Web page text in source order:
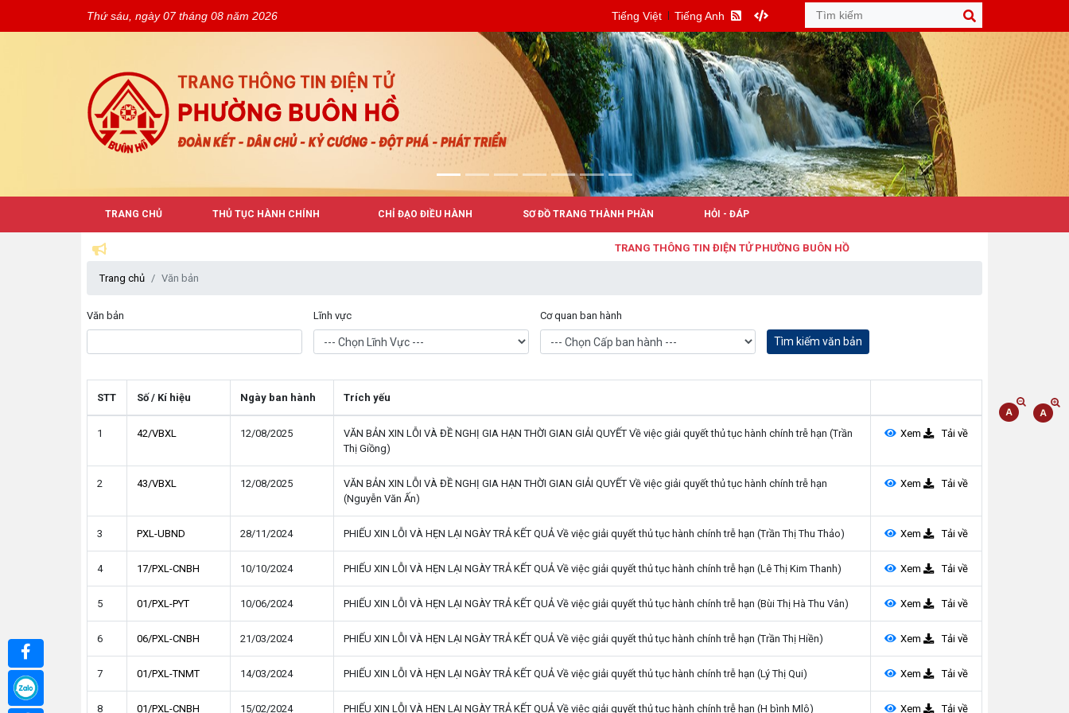
Thứ sáu, ngày 07 tháng 08 năm 2026 Tiếng Việt Tiếng Anh
TRANG CHỦ THỦ TỤC HÀNH CHÍNH CHỈ ĐẠO ĐIỀU HÀNH SƠ ĐỒ TRANG THÀNH PHẦN HỎI - ĐÁP
TRANG THÔNG TIN ĐIỆN TỬ PHƯỜNG BUÔN HỒ
Trang chủ Văn bản
Văn bản Lĩnh vực Cơ quan ban hành
STT Số / Kí hiệu Ngày ban hành Trích yếu
1 42/VBXL 12/08/2025
VĂN BẢN XIN LỖI VÀ ĐỀ NGHỊ GIA HẠN THỜI GIAN GIẢI QUYẾT Về việc giải quyết thủ tục hành chính trễ hạn (Trần
Thị Giồng)
Xem Tải về
2 43/VBXL 12/08/2025
VĂN BẢN XIN LỖI VÀ ĐỀ NGHỊ GIA HẠN THỜI GIAN GIẢI QUYẾT Về việc giải quyết thủ tục hành chính trễ hạn
(Nguyễn Văn Ấn)
Xem Tải về
3 PXL-UBND 28/11/2024 PHIẾU XIN LỖI VÀ HẸN LẠI NGÀY TRẢ KẾT QUẢ Về việc giải quyết thủ tục hành chính trễ hạn (Trần Thị Thu Thảo) Xem Tải về
4 17/PXL-CNBH 10/10/2024 PHIẾU XIN LỖI VÀ HẸN LẠI NGÀY TRẢ KẾT QUẢ Về việc giải quyết thủ tục hành chính trễ hạn (Lê Thị Kim Thanh) Xem Tải về
5 01/PXL-PYT 10/06/2024 PHIẾU XIN LỖI VÀ HẸN LẠI NGÀY TRẢ KẾT QUẢ Về việc giải quyết thủ tục hành chính trễ hạn (Bùi Thị Hà Thu Vân) Xem Tải về
6 06/PXL-CNBH 21/03/2024 PHIẾU XIN LỖI VÀ HẸN LẠI NGÀY TRẢ KẾT QUẢ Về việc giải quyết thủ tục hành chính trễ hạn (Trần Thị Hiền) Xem Tải về
7 01/PXL-TNMT 14/03/2024 PHIẾU XIN LỖI VÀ HẸN LẠI NGÀY TRẢ KẾT QUẢ Về việc giải quyết thủ tục hành chính trễ hạn (Lý Thị Qui) Xem Tải về
8 01/PXL-CNBH 15/02/2024 PHIẾU XIN LỖI VÀ HẸN LẠI NGÀY TRẢ KẾT QUẢ Về việc giải quyết thủ tục hành chính trễ hạn (H bình Mlô) Xem Tải về